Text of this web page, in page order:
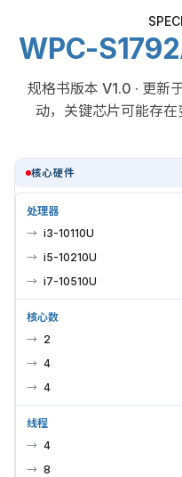
WPC-
规格书版本 V1.0 · 更
动，关键芯片可能存在
核心硬件
处理器
i3-10110U
i5-10210U
i7-10510U
核心数
2
4
4
线程
4
8